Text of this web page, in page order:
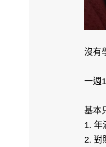
沒有
一週
基本
1. 年
2. 對